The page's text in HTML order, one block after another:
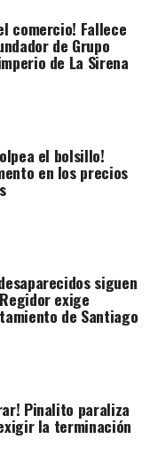
comercio! Fallece
de Grupo
de La Sirena
el bolsillo!
en los precios
siguen
exige
de Santiago
Pinalito paraliza
la terminación